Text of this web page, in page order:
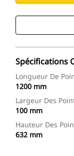
Spécifications
Longueur De
1200 mm
Largeur Des
100 mm
Hauteur Des
632 mm